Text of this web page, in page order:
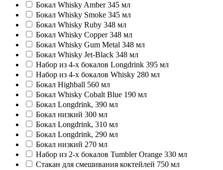
Бокал Whisky Amber 345 мл
Бокал Whisky Smoke 345 мл
Бокал Whisky Ruby 348 мл
Бокал Whisky Copper 348 мл
Бокал Whisky Gum Metal 348 мл
Бокал Whisky Jet-Black 348 мл
Набор из 4-х бокалов Longdrink 395 мл
Набор из 4-х бокалов Whisky 280 мл
Бокал Highball 560 мл
Бокал Whisky Cobalt Blue 190 мл
Бокал Longdrink, 390 мл
Бокал низкий 300 мл
Бокал Longdrink, 310 мл
Бокал Longdrink, 290 мл
Бокал низкий 270 мл
Набор из 2-х бокалов Tumbler Orange 330 мл
Стакан для смешивания коктейлей 750 мл